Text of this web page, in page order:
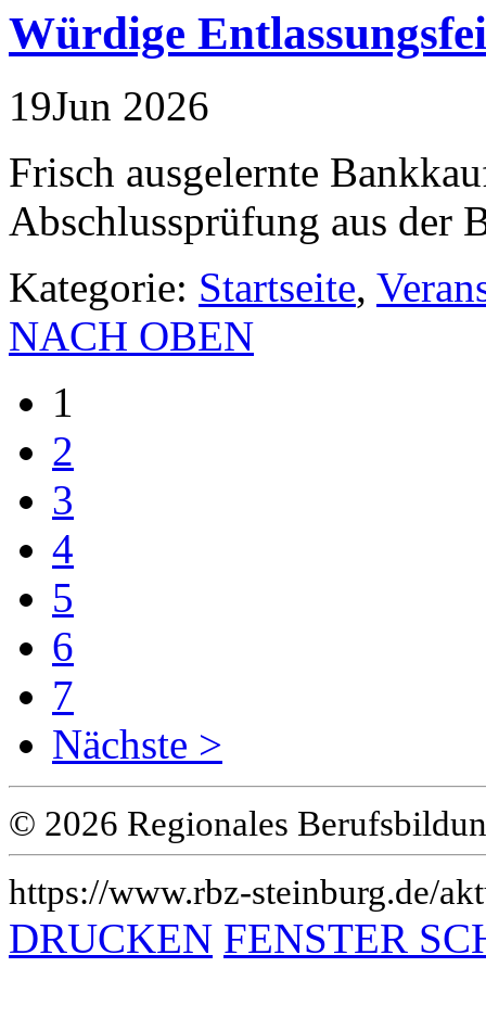
Würdige
19Jun 2026
Frisch ausgelernte
Abschlussprüfung aus der
Kategorie: Startseite,
NACH OBEN
1
2
3
4
5
6
7
Nächste >
© 2026 Regionales
https://www.rbz-steinburg.de/
DRUCKEN FENSTER